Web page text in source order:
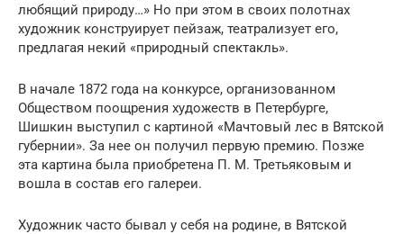
любящий природу…» Но при этом в своих полотнах
художник конструирует пейзаж, театрализует его,
предлагая некий «природный спектакль».
В начале 1872 года на конкурсе, организованном
Обществом поощрения художеств в Петербурге,
Шишкин выступил с картиной «Мачтовый лес в Вятской
губернии». За нее он получил первую премию. Позже
эта картина была приобретена П. М. Третьяковым и
вошла в состав его галереи.
Художник часто бывал у себя на родине, в Вятской